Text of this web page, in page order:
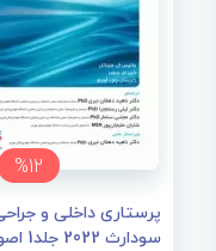
%12
پرستاری داخلی و
سودارث 2022 جلد1 اصو...